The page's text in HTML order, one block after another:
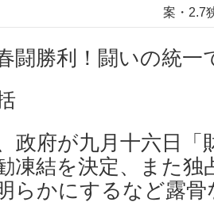
案・2.7
闘勝利！闘いの統
政府が九月十六日「
凍結を決定、また
らかにするなど露